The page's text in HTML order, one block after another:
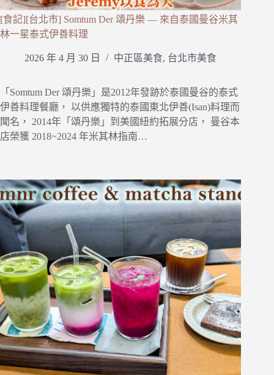
[食記][台北市] Somtum Der 頌丹樂 — 來自泰國曼谷米其
林一星泰式伊善料理
2026 年 4 月 30 日 中正區美食, 台北市美食
「Somtum Der 頌丹樂」是2012年發跡於泰國曼谷的泰式
伊善料理餐廳， 以供應獨特的泰國東北伊善(Isan)料理而
聞名， 2014年「頌丹樂」到美國紐約拓展分店， 曼谷本
店榮獲 2018~2024 年米其林指南…